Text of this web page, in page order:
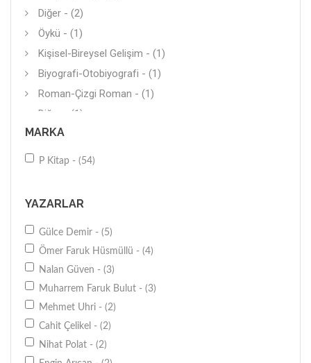
Diğer - (2)
Öykü - (1)
Kişisel-Bireysel Gelişim - (1)
Biyografi-Otobiyografi - (1)
Roman-Çizgi Roman - (1)
Diğer - (1)
İngilizce - (1)
Deneme (Yerli) - (1)
MARKA
P Kitap - (54)
YAZARLAR
Gülce Demir - (5)
Ömer Faruk Hüsmüllü - (4)
Nalan Güven - (3)
Muharrem Faruk Bulut - (3)
Mehmet Uhri - (2)
Cahit Çelikel - (2)
Nihat Polat - (2)